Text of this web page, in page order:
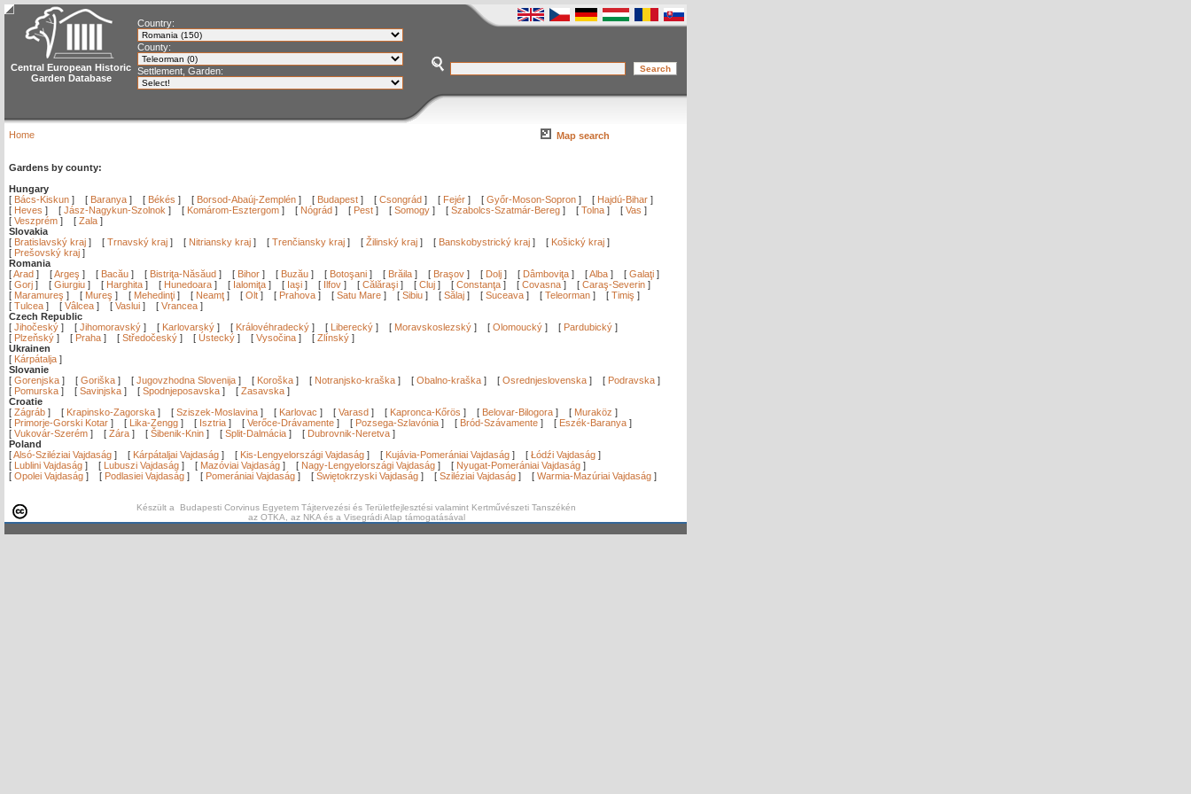
Central European Historic
Garden Database
Country:
County:
Settlement, Garden:
Home Map search
Gardens by county:
Hungary
[ Bács-Kiskun ] [ Baranya ] [ Békés ] [ Borsod-Abaúj-Zemplén ] [ Budapest ] [ Csongrád ] [ Fejér ] [ Győr-Moson-Sopron ] [ Hajdú-Bihar ]
[ Heves ] [ Jász-Nagykun-Szolnok ] [ Komárom-Esztergom ] [ Nógrád ] [ Pest ] [ Somogy ] [ Szabolcs-Szatmár-Bereg ] [ Tolna ] [ Vas ]
[ Veszprém ] [ Zala ]
Slovakia
[ Bratislavský kraj ] [ Trnavský kraj ] [ Nitriansky kraj ] [ Trenčiansky kraj ] [ Žilinský kraj ] [ Banskobystrický kraj ] [ Košický kraj ]
[ Prešovský kraj ]
Romania
[Arad ] [Argeş ] [ Bacău ] [ Bistriţa-Năsăud ] [ Bihor ] [ Buzău ] [ Botoşani ] [ Brăila ] [ Braşov ] [ Dolj ] [ Dâmboviţa ] [Alba ] [ Galaţi ]
[ Gorj ] [ Giurgiu ] [ Harghita ] [ Hunedoara ] [ Ialomiţa ] [ Iaşi ] [ Ilfov ] [ Călăraşi ] [ Cluj ] [ Constanţa ] [ Covasna ] [ Caraş-Severin ]
[ Maramureş ] [ Mureş ] [ Mehedinţi ] [ Neamţ ] [ Olt ] [ Prahova ] [ Satu Mare ] [ Sibiu ] [ Sălaj ] [ Suceava ] [ Teleorman ] [ Timiş ]
[ Tulcea ] [ Vâlcea ] [ Vaslui ] [ Vrancea ]
Czech Republic
[ Jihočeský ] [ Jihomoravský ] [ Karlovarský ] [ Královéhradecký ] [ Liberecký ] [ Moravskoslezský ] [ Olomoucký ] [ Pardubický ]
[ Plzeňský ] [ Praha ] [ Středočeský ] [ Ústecký ] [ Vysočina ] [ Zlínský ]
Ukrainen
[ Kárpátalja ]
Slovanie
[ Gorenjska ] [ Goriška ] [ Jugovzhodna Slovenija ] [ Koroška ] [ Notranjsko-kraška ] [ Obalno-kraška ] [ Osrednjeslovenska ] [ Podravska ]
[ Pomurska ] [ Savinjska ] [ Spodnjeposavska ] [ Zasavska ]
Croatie
[ Zágráb ] [ Krapinsko-Zagorska ] [ Sziszek-Moslavina ] [ Karlovac ] [ Varasd ] [ Kapronca-Kőrös ] [ Belovar-Bilogora ] [ Muraköz ]
[ Primorje-Gorski Kotar ] [ Lika-Zengg ] [ Isztria ] [ Verőce-Drávamente ] [ Pozsega-Szlavónia ] [ Bród-Szávamente ] [ Eszék-Baranya ]
[ Vukovár-Szerém ] [ Zára ] [ Šibenik-Knin ] [ Split-Dalmácia ] [ Dubrovnik-Neretva ]
Poland
[Alsó-Sziléziai Vajdaság ] [ Kárpátaljai Vajdaság ] [ Kis-Lengyelországi Vajdaság ] [ Kujávia-Pomerániai Vajdaság ] [ Łódźi Vajdaság ]
[ Lublini Vajdaság ] [ Lubuszi Vajdaság ] [ Mazóviai Vajdaság ] [ Nagy-Lengyelországi Vajdaság ] [ Nyugat-Pomerániai Vajdaság ]
[ Opolei Vajdaság ] [ Podlasiei Vajdaság ] [ Pomerániai Vajdaság ] [ Świętokrzyski Vajdaság ] [ Sziléziai Vajdaság ] [ Warmia-Mazúriai Vajdaság ]
Készült a Budapesti Corvinus Egyetem Tájtervezési és Területfejlesztési valamint Kertművészeti Tanszékén
az OTKA, az NKA és a Visegrádi Alap támogatásával